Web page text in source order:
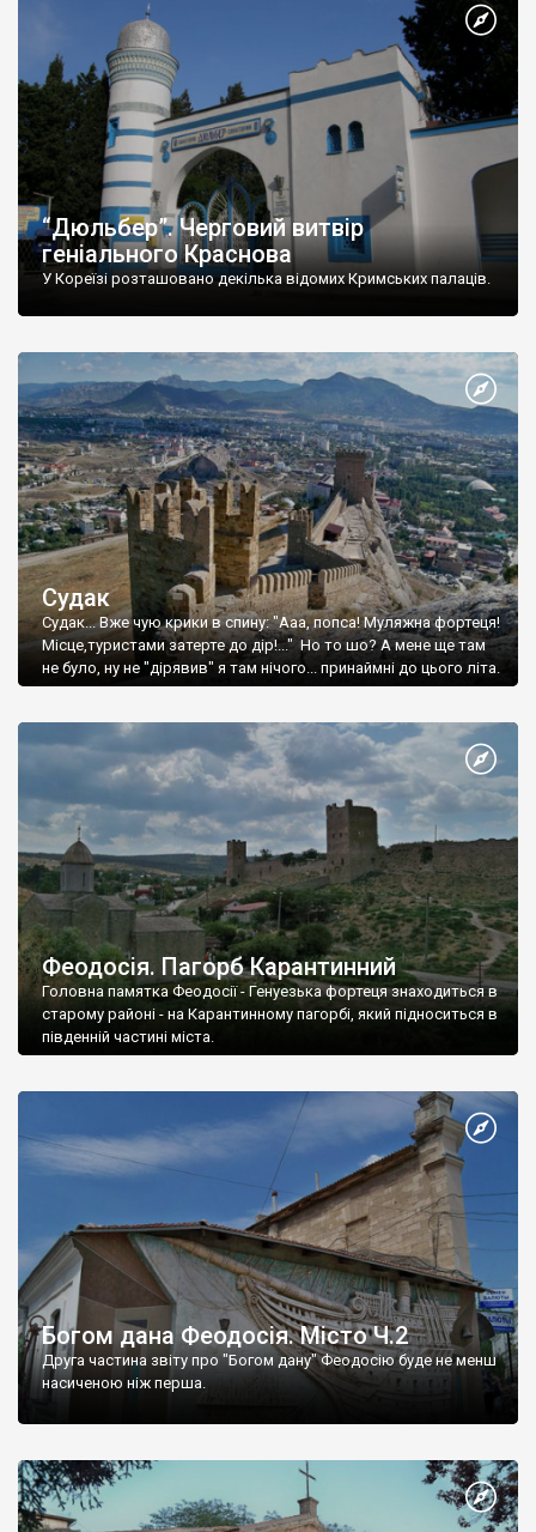
“Дюльбер”. Черговий витвір
геніального Краснова
У Кореїзі розташовано декілька відомих Кримських палаців.
Судак
Судак... Вже чую крики в спину: "Ааа, попса! Муляжна фортеця!
Місце,туристами затерте до дір!..." Но то шо? А мене ще там
не було, ну не "дірявив" я там нічого... принаймні до цього літа.
Феодосія. Пагорб Карантинний
Головна памятка Феодосії - Генуезька фортеця знаходиться в
старому районі - на Карантинному пагорбі, який підноситься в
південній частині міста.
Богом дана Феодосія. Місто Ч.2
Друга частина звіту про "Богом дану" Феодосію буде не менш
насиченою ніж перша.